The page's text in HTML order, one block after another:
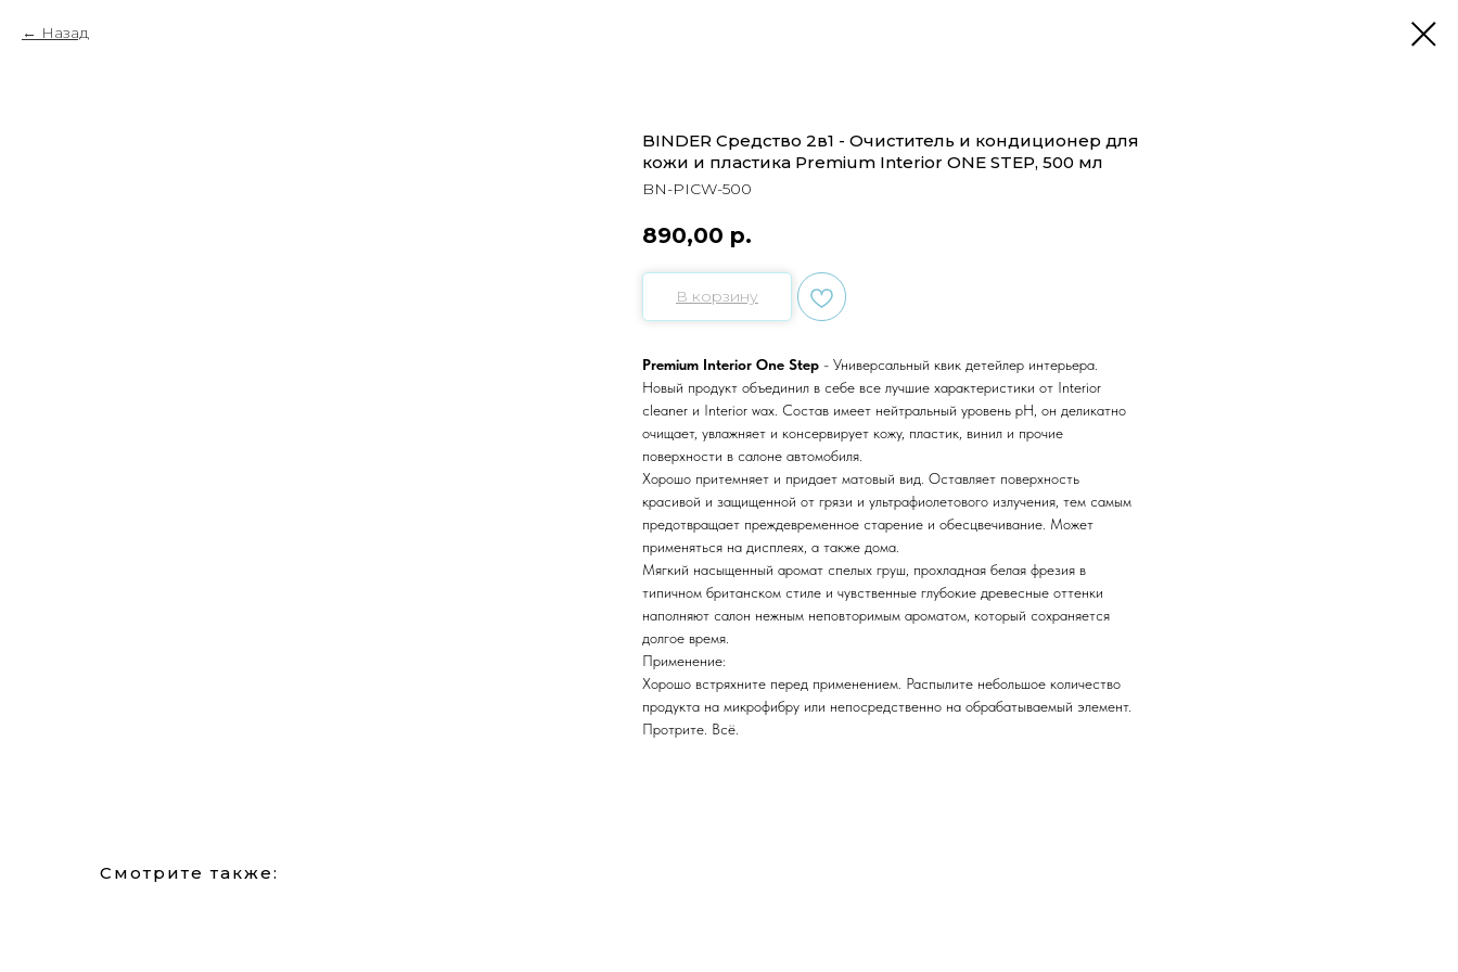
Назад
BINDER Средство 2в1 - Очиститель и кондиционер для
кожи и пластика Premium Interior ONE STEP, 500 мл
BN-PICW-500
890,00 р.
В корзину
Premium Interior One Step - Универсальный квик детейлер интерьера.
Новый продукт объединил в себе все лучшие характеристики от Interior
cleaner и Interior wax. Состав имеет нейтральный уровень pH, он деликатно
очищает, увлажняет и консервирует кожу, пластик, винил и прочие
поверхности в салоне автомобиля.
Хорошо притемняет и придает матовый вид. Оставляет поверхность
красивой и защищенной от грязи и ультрафиолетового излучения, тем самым
предотвращает преждевременное старение и обесцвечивание. Может
применяться на дисплеях, а также дома.
Мягкий насыщенный аромат спелых груш, прохладная белая фрезия в
типичном британском стиле и чувственные глубокие древесные оттенки
наполняют салон нежным неповторимым ароматом, который сохраняется
долгое время.
Применение:
Хорошо встряхните перед применением. Распылите небольшое количество
продукта на микрофибру или непосредственно на обрабатываемый элемент.
Протрите. Всё.
Смотрите также: